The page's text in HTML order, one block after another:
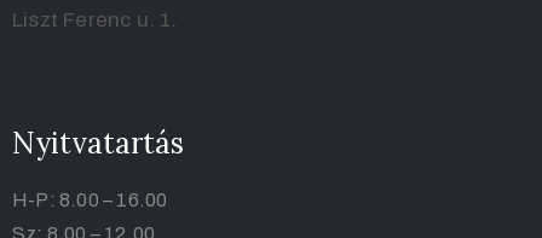
Liszt Ferenc u. 1.
Nyitvatartás
H-P: 8.00 – 16.00